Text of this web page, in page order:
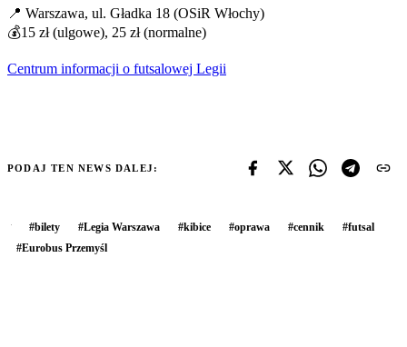
📍 Warszawa, ul. Gładka 18 (OSiR Włochy)
💰15 zł (ulgowe), 25 zł (normalne)
Centrum informacji o futsalowej Legii
PODAJ TEN NEWS DALEJ:
#bilety #Legia Warszawa #kibice #oprawa #cennik #futsal
#Eurobus Przemyśl